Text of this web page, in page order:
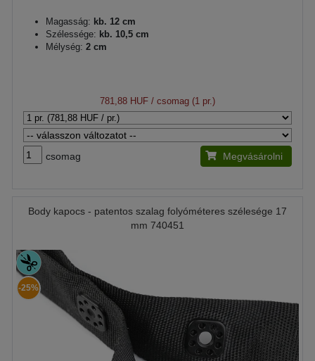
Magasság: kb. 12 cm
Szélessége: kb. 10,5 cm
Mélység: 2 cm
781,88 HUF / csomag (1 pr.)
csomag Megvásárolni
Body kapocs - patentos szalag folyóméteres szélesége 17
mm 740451
-25%